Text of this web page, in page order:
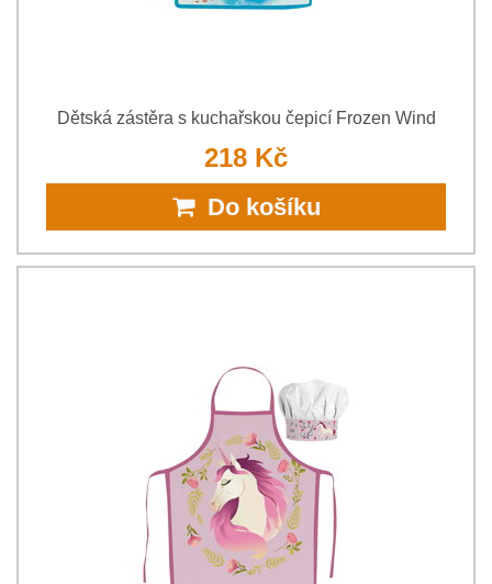
Dětská zástěra s kuchařskou čepicí Frozen Wind
218 Kč
Do košíku